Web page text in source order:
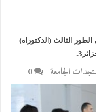
الثالث (الدكتوراه)
الجامعة 0